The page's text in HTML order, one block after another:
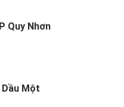
Quy Nhơn
Một